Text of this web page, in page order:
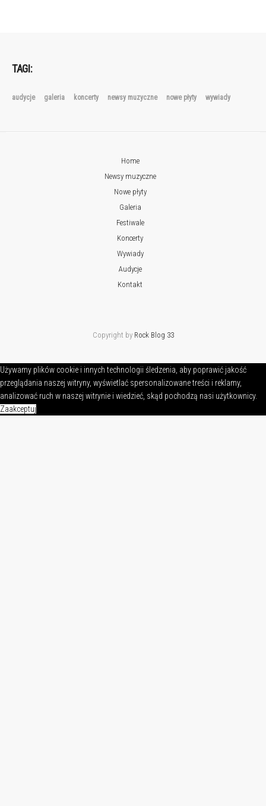
TAGI:
audycje galeria koncerty newsy muzyczne nowe płyty wywiady
Home
Newsy muzyczne
Nowe płyty
Galeria
Festiwale
Koncerty
Wywiady
Audycje
Kontakt
Copyright by Rock Blog 33
Używamy plików cookie i innych technologii śledzenia, aby poprawić jakość
przeglądania naszej witryny, wyświetlać spersonalizowane treści i reklamy,
analizować ruch w naszej witrynie i wiedzieć, skąd pochodzą nasi użytkownicy.
Zaakceptuj